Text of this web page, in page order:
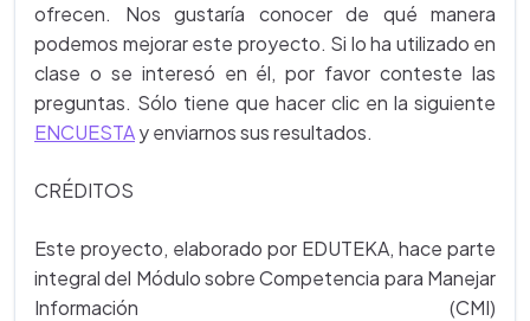
ofrecen. Nos gustaría conocer de qué manera
podemos mejorar este proyecto. Si lo ha utilizado en
clase o se interesó en él, por favor conteste las
preguntas. Sólo tiene que hacer clic en la siguiente
ENCUESTAy enviarnos sus resultados.
CRÉDITOS
Este proyecto, elaborado por EDUTEKA, hace parte
integral del Módulo sobre Competencia para Manejar
Información (CMI)